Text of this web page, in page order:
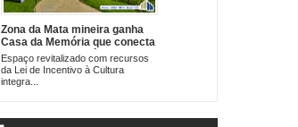
Zona da Mata mineira ganha
Casa da Memória que conecta
tecnologia, patrimônio
histórico e experiências
sensoriais
Espaço revitalizado com recursos
da Lei de Incentivo à Cultura
integra...